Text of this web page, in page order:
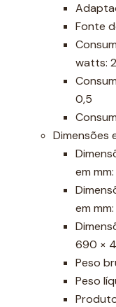
Fonte
watts:
0,5
Dimensões
em
em
690 ×
Peso
Peso